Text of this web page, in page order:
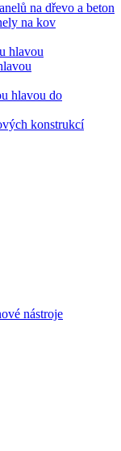
na dřevo a beton
na kov
hlavou
hlavou do
konstrukcí
nástroje